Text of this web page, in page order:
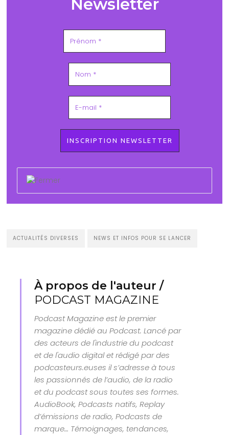
Newsletter
ACTUALITÉS DIVERSES NEWS ET INFOS POUR SE LANCER
À propos de l'auteur /
PODCAST MAGAZINE
Podcast Magazine est le premier
magazine dédié au Podcast. Lancé par
des acteurs de l'industrie du podcast
et de l'audio digital et rédigé par des
podcasteurs.euses il s’adresse à tous
les passionnés de l’audio, de la radio
et du podcast sous toutes ses formes.
AudioBook, Podcasts natifs, Replay
d’émissions de radio, Podcasts de
marque… Témoignages, tendances,